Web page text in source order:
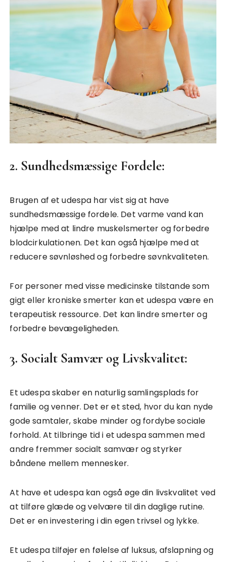
2. Sundhedsmæssige Fordele:
Brugen af et udespa har vist sig at have
sundhedsmæssige fordele. Det varme vand kan
hjælpe med at lindre muskelsmerter og forbedre
blodcirkulationen. Det kan også hjælpe med at
reducere søvnløshed og forbedre søvnkvaliteten.
For personer med visse medicinske tilstande som
gigt eller kroniske smerter kan et udespa være en
terapeutisk ressource. Det kan lindre smerter og
forbedre bevægeligheden.
3. Socialt Samvær og Livskvalitet:
Et udespa skaber en naturlig samlingsplads for
familie og venner. Det er et sted, hvor du kan nyde
gode samtaler, skabe minder og fordybe sociale
forhold. At tilbringe tid i et udespa sammen med
andre fremmer socialt samvær og styrker
båndene mellem mennesker.
At have et udespa kan også øge din livskvalitet ved
at tilføre glæde og velvære til din daglige rutine.
Det er en investering i din egen trivsel og lykke.
Et udespa tilføjer en følelse af luksus, afslapning og